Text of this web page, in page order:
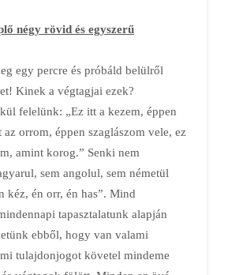
négy rövid és egyszerű
egy percre és próbáld belülről
Kinek a végtagjai ezek?
felelünk: „Ez itt a kezem, éppen
orrom, éppen szaglászom vele, ez
amint korog.” Senki nem
sem angolul, sem németül
kéz, én orr, én has”. Mind
tapasztalatunk alapján
ebből, hogy van valami
tulajdonjogot követel mindeme